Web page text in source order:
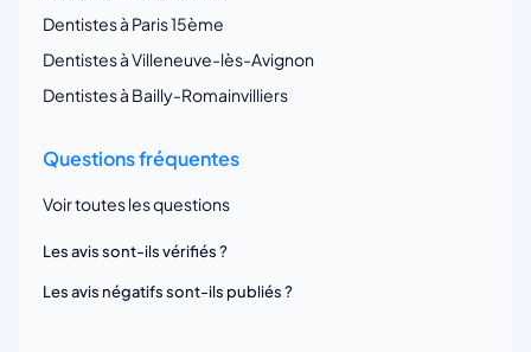
Dentistes à Paris 15ème
Dentistes à Villeneuve-lès-Avignon
Dentistes à Bailly-Romainvilliers
Questions fréquentes
Voir toutes les questions
Les avis sont-ils vérifiés ?
Les avis négatifs sont-ils publiés ?